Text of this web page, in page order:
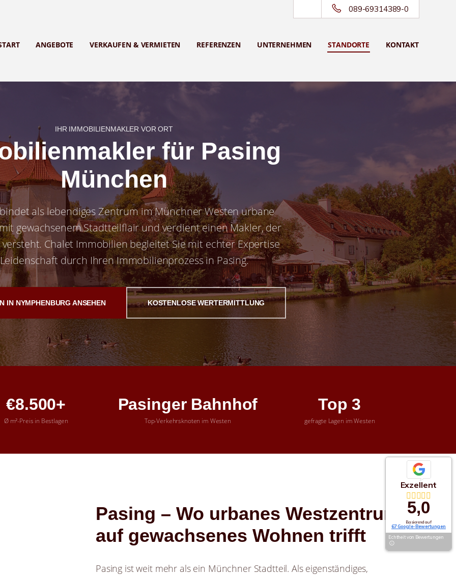
089-69314389-0
ANGEBOTE VERKAUFEN & VERMIETEN REFERENZEN UNTERNEHMEN STANDORTE KONTAKT
IHR IMMOBILIENMAKLER VOR ORT
für Pasing
München
als lebendiges Zentrum im Münchner Westen urbane
gewachsenem Stadtteilflair und verdient einen Makler, der
Chalet Immobilien begleitet Sie mit echter Expertise
durch Ihren Immobilienprozess in Pasing.
IN NYMPHENBURG ANSEHEN KOSTENLOSE WERTERMITTLUNG
€8.500+
Ø m²-Preis in Bestlagen
Pasinger Bahnhof
Top-Verkehrsknoten im Westen
Top 3
gefragte Lagen im Westen
Pasing – Wo urbanes Westzentrum
auf gewachsenes Wohnen trifft
Pasing ist weit mehr als ein Münchner Stadtteil. Als eigenständiges,
Exzellent
5,0
Basierend auf
67 Google-Bewertungen
Echtheit von Bewertungen